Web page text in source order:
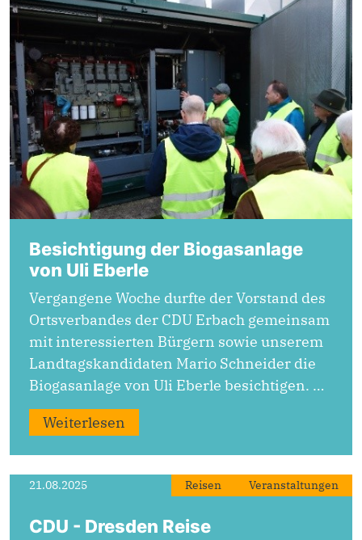
Besichtigung der Biogasanlage
von Uli Eberle
Vergangene Woche durfte der Vorstand des
Ortsverbandes der CDU Erbach gemeinsam
mit interessierten Bürgern sowie unserem
Landtagskandidaten Mario Schneider die
Biogasanlage von Uli Eberle besichtigen. …
Weiterlesen
21.08.2025 Reisen Veranstaltungen
CDU - Dresden Reise